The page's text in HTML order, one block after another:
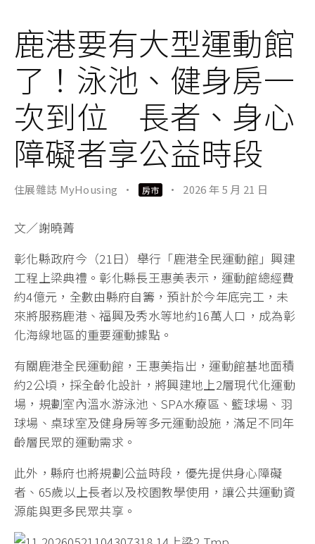
鹿港要有大型運動館
了！泳池、健身房一
次到位 長者、身心
障礙者享公益時段
住展雜誌 MyHousing · 房市 · 2026 年 5 月 21 日
文／謝曉菁
彰化縣政府今（21日）舉行「鹿港全民運動館」興建
工程上梁典禮。彰化縣長王惠美表示，運動館總經費
約4億元，全數由縣府自籌，預計於今年底完工，未
來將服務鹿港、福興及秀水等地約16萬人口，成為彰
化海線地區的重要運動據點。
有關鹿港全民運動館，王惠美指出，運動館基地面積
約2公頃，採全齡化設計，將興建地上2層現代化運動
場，規劃室內溫水游泳池、SPA水療區、籃球場、羽
球場、桌球室及健身房等多元運動設施，滿足不同年
齡層民眾的運動需求。
此外，縣府也將規劃公益時段，優先提供身心障礙
者、65歲以上長者以及校園教學使用，讓公共運動資
源能與更多民眾共享。